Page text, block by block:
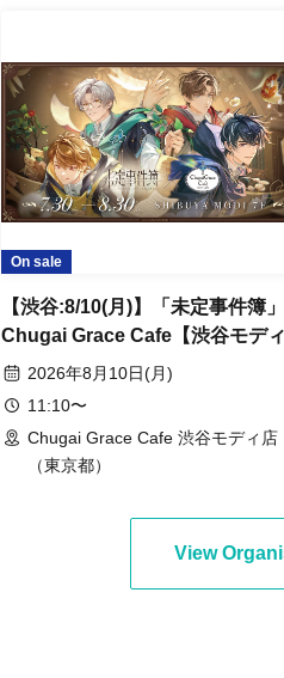
On sale
【渋谷:8/10(月)】「未定事件簿
Chugai Grace Cafe【渋谷モディ
2026年8月10日(月)
11:10〜
Chugai Grace Cafe 渋谷モディ店
（東京都）
View